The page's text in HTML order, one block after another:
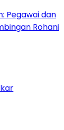
Pegawai dan
Rohani